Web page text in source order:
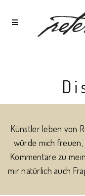
Künstler leben von
würde mich
Kommentare zu
mir natürlich auch